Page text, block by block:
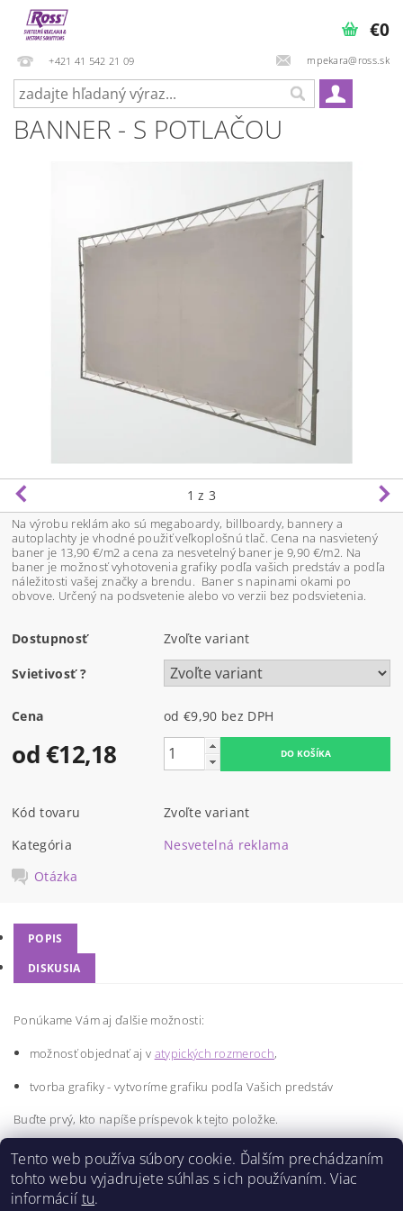
+421 41 542 21 09 mpekara@ross.sk
€0
BANNER - S POTLAČOU
1 z 3
Na výrobu reklám ako sú megaboardy, billboardy, bannery a
autoplachty je vhodné použiť veľkoplošnú tlač.Cena na nasvietený
baner je 13,90 €/m2 a cena za nesvetelný baner je 9,90 €/m2. Na
baner je možnosť vyhotovenia grafiky podľa vašich predstáv a podľa
náležitosti vašej značky a brendu. Baner s napinami okami po
obvove. Určený na podsvetenie alebo vo verzii bez podsvietenia.
Dostupnosť Zvoľte variant
Svietivosť?
Cena od €9,90 bez DPH
od €12,18
Kód tovaru
Zvoľte variant
Kategória
Nesvetelná reklama
Otázka
POPIS
DISKUSIA
Ponúkame Vám aj ďalšie možnosti:
možnosť objednať aj v atypických rozmeroch,
tvorba grafiky - vytvoríme grafiku podľa Vašich predstáv
Buďte prvý, kto napíše príspevok k tejto položke.
Pridať komentár
Tento web používa súbory cookie. Ďalším prechádzaním
tohto webu vyjadrujete súhlas s ich používaním. Viac
informácií tu.